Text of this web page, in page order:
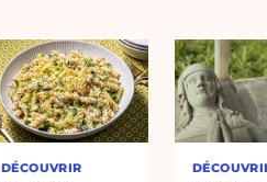
DÉCOUVRIR